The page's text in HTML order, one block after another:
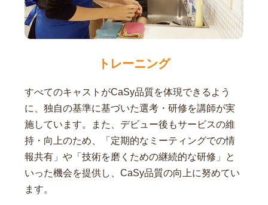
トレーニング
すべてのキャストがCaSy品質を体現できるよう
に、独自の基準に基づいた選考・研修を講師が実
施しています。また、デビュー後もサービスの維
持・向上のため、「定期的なミーティングでの情
報共有」や「技術を磨くための継続的な研修」と
いった機会を提供し、CaSy品質の向上に努めてい
ます。